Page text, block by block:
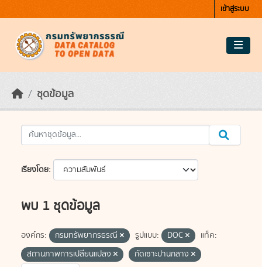
เข้าสู่ระบบ
ชุดข้อมูล
เรียงโดย
พบ 1 ชุดข้อมูล
องค์กร: กรมทรัพยากรธรณี รูปแบบ: DOC
แท็ค:
สถานภาพการเปลี่ยนแปลง
กัดเซาะปานกลาง